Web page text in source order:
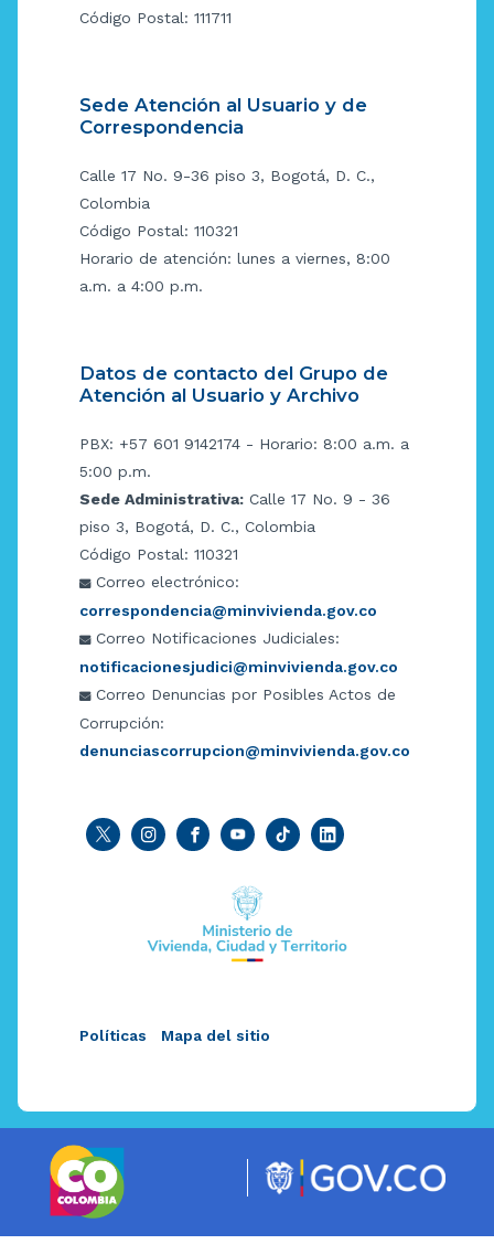
Código Postal: 111711
Sede Atención al Usuario y de
Correspondencia
Calle 17 No. 9-36 piso 3, Bogotá, D. C.,
Colombia
Código Postal: 110321
Horario de atención: lunes a viernes, 8:00
a.m. a 4:00 p.m.
Datos de contacto del Grupo de
Atención al Usuario y Archivo
PBX: +57 601 9142174 - Horario: 8:00 a.m. a
5:00 p.m.
Sede Administrativa: Calle 17 No. 9 - 36
piso 3, Bogotá, D. C., Colombia
Código Postal: 110321
Correo electrónico:
correspondencia@minvivienda.gov.co
Correo Notificaciones Judiciales:
notificacionesjudici@minvivienda.gov.co
Correo Denuncias por Posibles Actos de
Corrupción:
denunciascorrupcion@minvivienda.gov.co
Políticas Mapa del sitio